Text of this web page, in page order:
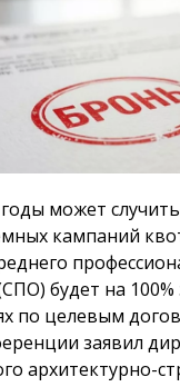
может
кампаний
будет на
по целевым
заявил
архитектурно-